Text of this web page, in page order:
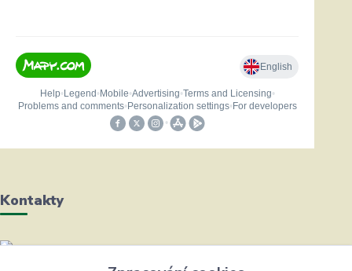
Kontakty
Helena Bayerová